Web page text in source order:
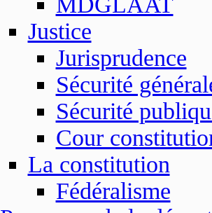
Justice
Jurisprudence
Sécurité
Sécurité
Cour
La constitution
Fédéralisme